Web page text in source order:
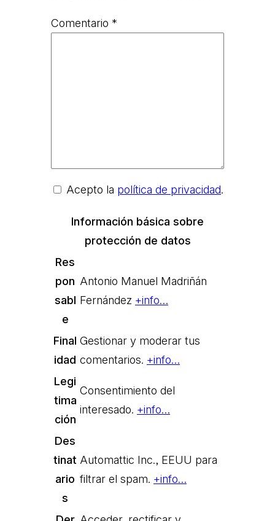
Comentario *
Acepto la política de privacidad.
Información básica sobre
protección de datos
Res
pon
sabl
e
Antonio Manuel Madriñán
Fernández +info…
Final
idad
Gestionar y moderar tus
comentarios. +info…
Legi
tima
ción
Consentimiento del
interesado. +info…
Des
tinat
ario
s
Automattic Inc., EEUU para
filtrar el spam. +info…